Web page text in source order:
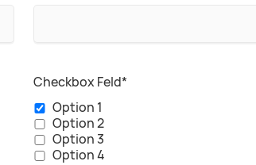
Pflichtfeld
Checkbox Feld*
Option 1
Option 2
Option 3
Option 4